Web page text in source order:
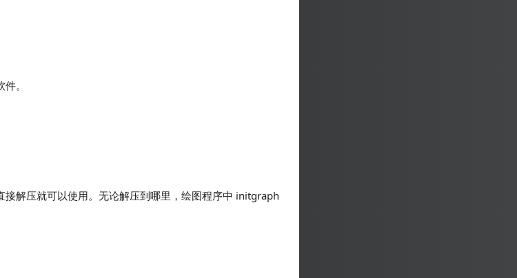
。
解压就可以使用。无论解压到哪里，绘图程序中 initgraph